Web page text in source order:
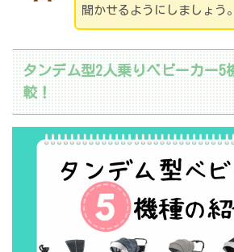
聞かせるようにしましょう。
タンデム型2人乗りベビーカー5
較！